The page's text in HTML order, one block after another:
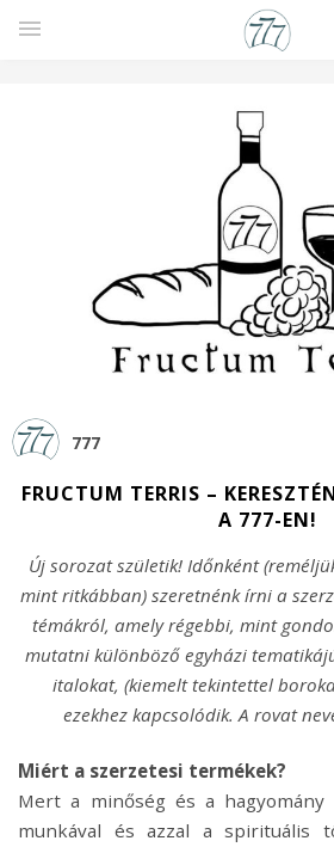
777
FRUCTUM TERRIS –
A 777-EN!
Új sorozat születik! Időnként
mint ritkábban) szeretnénk írni a
témákról, amely régebbi, mint
mutatni különböző egyházi
italokat, (kiemelt tekintettel
ezekhez kapcsolódik. A rovat
Miért a szerzetesi termékek?
Mert a minőség és a
munkával és azzal a spirituális